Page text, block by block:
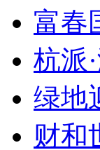
富春
杭派
绿地
财和